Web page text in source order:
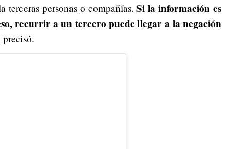
terceras personas o compañías.Si la información es
recurrir a un tercero puede llegar a la negación